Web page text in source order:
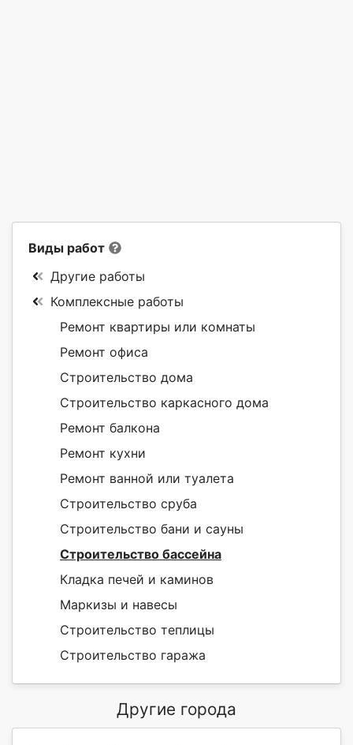
Виды работ
Другие работы
Комплексные работы
Ремонт квартиры или комнаты
Ремонт офиса
Строительство дома
Строительство каркасного дома
Ремонт балкона
Ремонт кухни
Ремонт ванной или туалета
Строительство сруба
Строительство бани и сауны
Строительство бассейна
Кладка печей и каминов
Маркизы и навесы
Строительство теплицы
Строительство гаража
Другие города